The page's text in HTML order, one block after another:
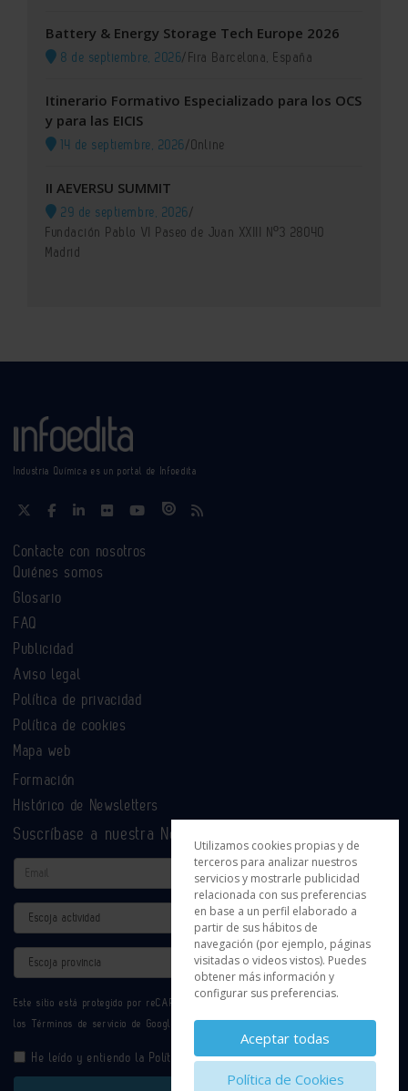
Battery & Energy Storage Tech Europe 2026
8 de septiembre, 2026/ Fira Barcelona, España
Itinerario Formativo Especializado para los OCS
y para las EICIS
14 de septiembre, 2026/Online
II AEVERSU SUMMIT
29 de septiembre, 2026/
Fundación Pablo VI Paseo de Juan XXIII Nº3 28040
Madrid
Industria Química es un portal de Infoedita
Contacte con nosotros
Quiénes somos
Glosario
FAQ
Publicidad
Aviso legal
Política de privacidad
Política de cookies
Mapa web
Formación
Histórico de Newsletters
Suscríbase a nuestra Newsletter
Email
Actividad
Provincia
Este sitio está protegido por reCAPTCHA y se aplican la
los Términos de servicio de Google.
He leído y entiendo la Política de Privacidad
Utilizamos cookies propias y de
terceros para analizar nuestros
servicios y mostrarle publicidad
relacionada con sus preferencias
en base a un perfil elaborado a
partir de sus hábitos de
navegación (por ejemplo, páginas
visitadas o videos vistos). Puedes
obtener más información y
configurar sus preferencias.
Aceptar todas
Política de Cookies